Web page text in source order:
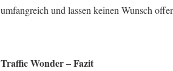
umfangreich und lassen keinen Wunsch
Traffic Wonder – Fazit